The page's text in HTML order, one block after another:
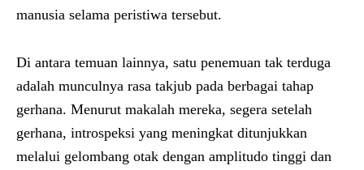
manusia selama peristiwa tersebut.
Di antara temuan lainnya, satu penemuan tak terduga
adalah munculnya rasa takjub pada berbagai tahap
gerhana. Menurut makalah mereka, segera setelah
gerhana, introspeksi yang meningkat ditunjukkan
melalui gelombang otak dengan amplitudo tinggi dan